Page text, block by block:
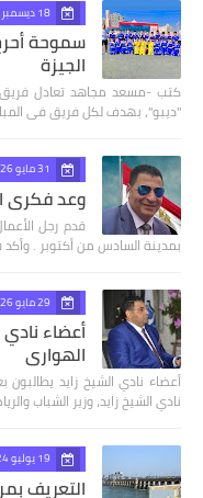
18 ديسمبر 2023
سموحة
الجيزة
"ديبو"، بهدف لكل فريق فى
31 مايو 2026
وعد فكري
قدم رجل
بمدينة السادس من أكتوبر .
29 مايو 2026
أعضاء
الهواري
أعضاء نادي الشيخ زايد
نادي الشيخ زايد، وزير الشباب
19 يوليو 2024
التعريف